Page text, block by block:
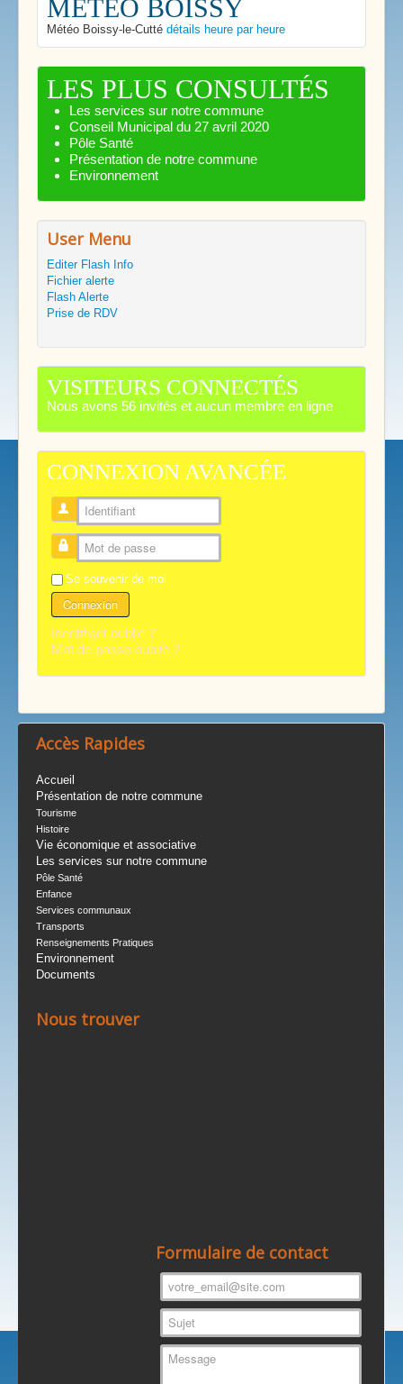
MÉTÉO BOISSY
Météo Boissy-le-Cutté détails heure par heure
LES PLUS CONSULTÉS
Les services sur notre commune
Conseil Municipal du 27 avril 2020
Pôle Santé
Présentation de notre commune
Environnement
User Menu
Editer Flash Info
Fichier alerte
Flash Alerte
Prise de RDV
VISITEURS CONNECTÉS
Nous avons 56 invités et aucun membre en ligne
CONNEXION AVANCÉE
Identifiant
Mot de passe
Se souvenir de moi
Connexion
Identifiant oublié ?
Mot de passe oublié ?
Accès Rapides
Accueil
Présentation de notre commune
Tourisme
Histoire
Vie économique et associative
Les services sur notre commune
Pôle Santé
Enfance
Services communaux
Transports
Renseignements Pratiques
Environnement
Documents
Nous trouver
Formulaire de contact